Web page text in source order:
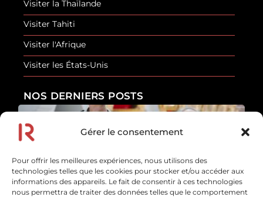
Gérer le consentement
Pour offrir les meilleures expériences, nous utilisons des
technologies telles que les cookies pour stocker et/ou accéder aux
informations des appareils. Le fait de consentir à ces technologies
nous permettra de traiter des données telles que le comportement
Visiter la Thaïlande
Visiter Tahiti
Visiter l'Afrique
Visiter les États-Unis
NOS DERNIERS POSTS
Les erreurs de sécurité que font la plupart des
touristes
En savoir plus
10 juillet 2026